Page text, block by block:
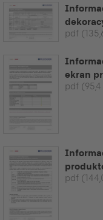
pdf
ekran
pdf
pdf